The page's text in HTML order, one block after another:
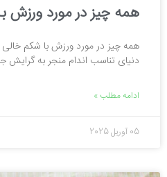
همه چیز در مورد ورزش
همه چیز در مورد ورزش با شکم خالی
دنیای تناسب اندام منجر به
ادامه مطلب »
05 آوریل 2025